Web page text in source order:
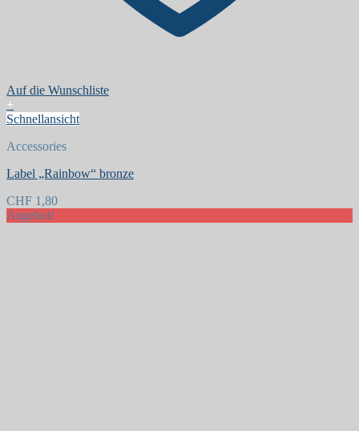
Auf die Wunschliste
+
Schnellansicht
Accessories
Label „Rainbow“ bronze
CHF 1,80
Angebot!